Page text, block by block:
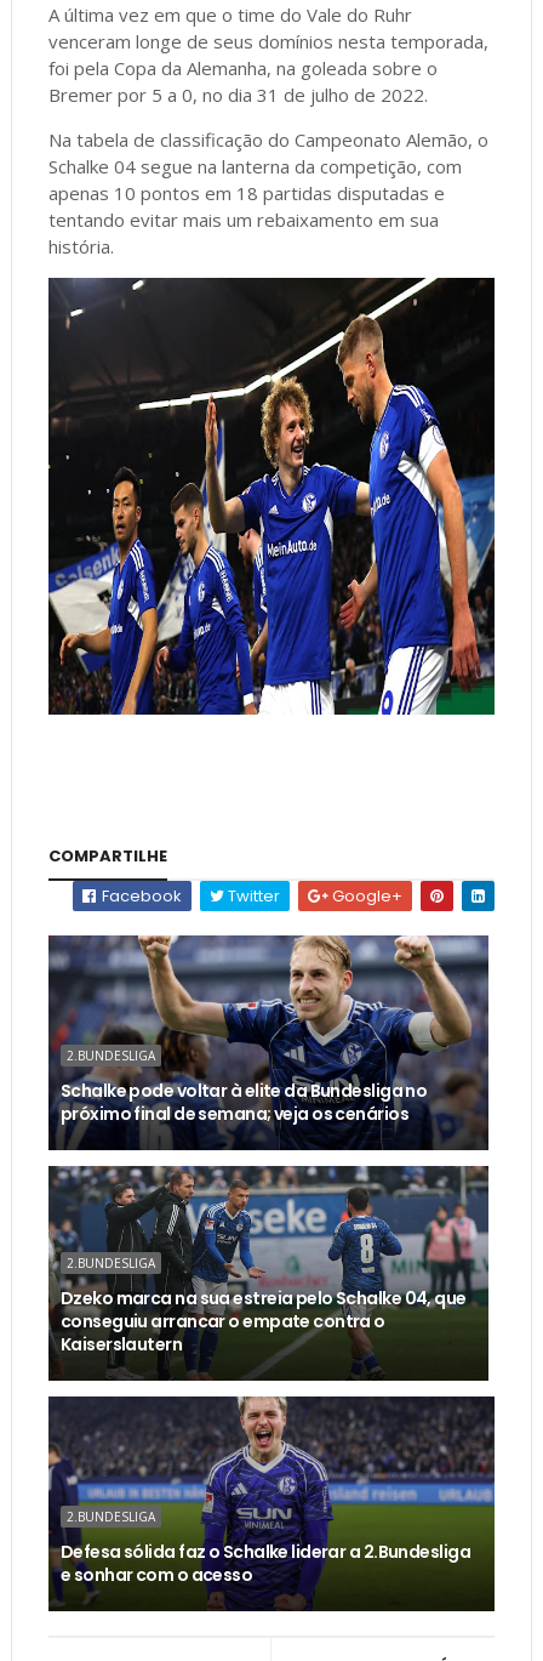
A última vez em que o time do Vale do Ruhr
venceram longe de seus domínios nesta temporada,
foi pela Copa da Alemanha, na goleada sobre o
Bremer por 5 a 0, no dia 31 de julho de 2022.
Na tabela de classificação do Campeonato Alemão, o
Schalke 04 segue na lanterna da competição, com
apenas 10 pontos em 18 partidas disputadas e
tentando evitar mais um rebaixamento em sua
história.
COMPARTILHE
Facebook
Twitter Google+
2.BUNDESLIGA
Schalke pode voltar à elite da Bundesliga no
próximo final de semana; veja os cenários
2.BUNDESLIGA
Dzeko marca na sua estreia pelo Schalke 04, que
conseguiu arrancar o empate contra o
Kaiserslautern
2.BUNDESLIGA
Defesa sólida faz o Schalke liderar a 2.Bundesliga
e sonhar com o acesso